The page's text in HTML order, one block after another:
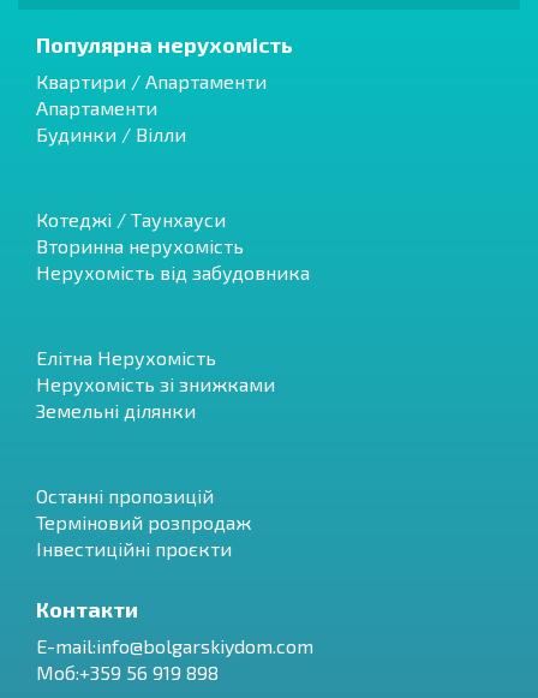
Популярна нерухомість
Квартири / Апартаменти
Апартаменти
Будинки / Вілли
Котеджі / Таунхауси
Вторинна нерухомість
Нерухомість від забудовника
Елітна Нерухомість
Нерухомість зі знижками
Земельні ділянки
Останні пропозицій
Терміновий розпродаж
Інвестиційні проєкти
Контакти
E-mail:info@bolgarskiydom.com
Моб:+359 56 919 898